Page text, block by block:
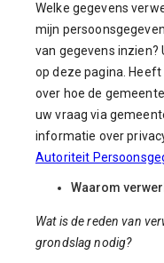
Welke gegevens
mijn
van gegevens
op deze pagina.
over hoe de
uw vraag via
informatie over
Autoriteit
Waarom
Wat is de reden van
grondslag nodig?